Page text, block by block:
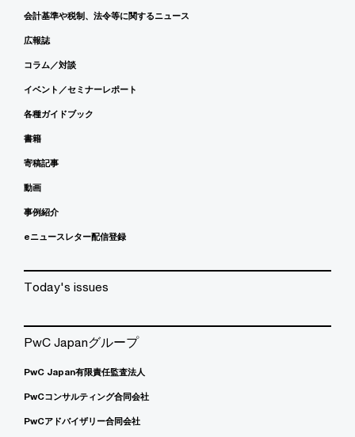
会計基準や税制、法令等に関するニュース
広報誌
コラム／対談
イベント／セミナーレポート
各種ガイドブック
書籍
寄稿記事
動画
事例紹介
eニュースレター配信登録
Today's issues
PwC Japanグループ
PwC Japan有限責任監査法人
PwCコンサルティング合同会社
PwCアドバイザリー合同会社